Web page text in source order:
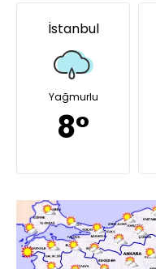
İstanbul
Yağmurlu
8°